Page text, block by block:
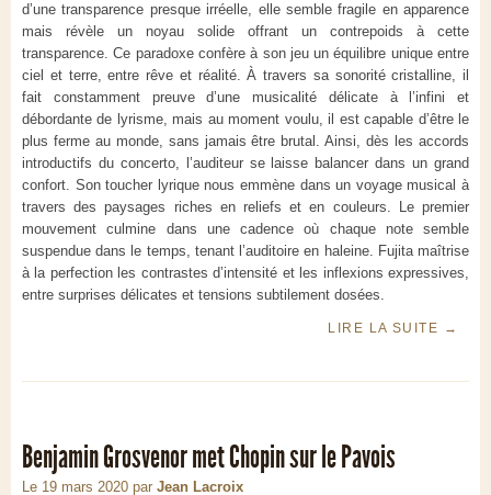
d’une transparence presque irréelle, elle semble fragile en apparence
mais révèle un noyau solide offrant un contrepoids à cette
transparence. Ce paradoxe confère à son jeu un équilibre unique entre
ciel et terre, entre rêve et réalité. À travers sa sonorité cristalline, il
fait constamment preuve d’une musicalité délicate à l’infini et
débordante de lyrisme, mais au moment voulu, il est capable d’être le
plus ferme au monde, sans jamais être brutal. Ainsi, dès les accords
introductifs du concerto, l’auditeur se laisse balancer dans un grand
confort. Son toucher lyrique nous emmène dans un voyage musical à
travers des paysages riches en reliefs et en couleurs. Le premier
mouvement culmine dans une cadence où chaque note semble
suspendue dans le temps, tenant l’auditoire en haleine. Fujita maîtrise
à la perfection les contrastes d’intensité et les inflexions expressives,
entre surprises délicates et tensions subtilement dosées.
LIRE LA SUITE →
Benjamin Grosvenor met Chopin sur le Pavois
Le 19 mars 2020 par Jean Lacroix